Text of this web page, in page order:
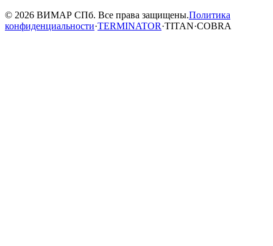
© 2026 ВИМАР СПб. Все права защищены.Политика
конфиденциальности·TERMINATOR·TITAN·COBRA